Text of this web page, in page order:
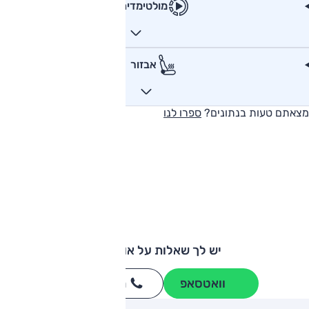
מולטימדיה
אבזור
מצאתם טעות בנתונים? ספרו לנו
יש לך שאלות על אודי A3?
וואטסאפ חייגו
מותגים מתחרים